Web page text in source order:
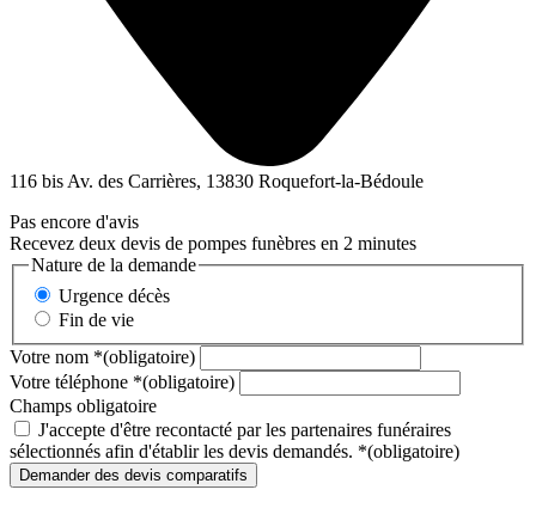
116 bis Av. des Carrières, 13830 Roquefort-la-Bédoule
Pas encore d'avis
Recevez deux devis de pompes funèbres en 2 minutes
Nature de la demande
Urgence décès
Fin de vie
Votre nom *(obligatoire)
Votre téléphone *(obligatoire)
Champs obligatoire
J'accepte d'être recontacté par les partenaires funéraires
sélectionnés afin d'établir les devis demandés. *(obligatoire)